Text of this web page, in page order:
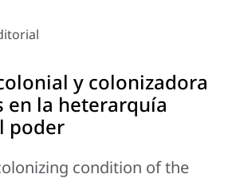
y colonizadora
en la heterarquía
poder
condition of the